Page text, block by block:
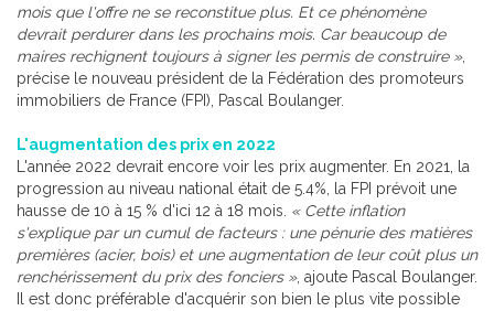
mois que l'offre ne se reconstitue plus. Et ce phénomène
devrait perdurer dans les prochains mois. Car beaucoup de
maires rechignent toujours à signer les permis de construire »,
précise le nouveau président de la Fédération des promoteurs
immobiliers de France (FPI), Pascal Boulanger.
L'augmentation des prix en 2022
L'année 2022 devrait encore voir les prix augmenter. En 2021, la
progression au niveau national était de 5.4%, la FPI prévoit une
hausse de 10 à 15 % d'ici 12 à 18 mois. « Cette inflation
s'explique par un cumul de facteurs : une pénurie des matières
premières (acier, bois) et une augmentation de leur coût plus un
renchérissement du prix des fonciers », ajoute Pascal Boulanger.
Il est donc préférable d'acquérir son bien le plus vite possible